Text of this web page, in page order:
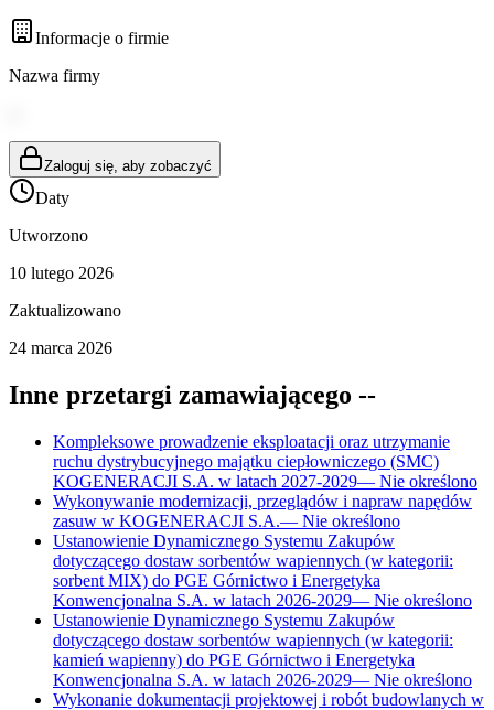
Informacje o firmie
Nazwa firmy
Zaloguj się, aby zobaczyć
Daty
Utworzono
10 lutego 2026
Zaktualizowano
24 marca 2026
Inne przetargi zamawiającego --
Kompleksowe prowadzenie eksploatacji oraz utrzymanie
ruchu dystrybucyjnego majątku ciepłowniczego (SMC)
KOGENERACJI S.A. w latach 2027-2029— Nie określono
Wykonywanie modernizacji, przeglądów i napraw napędów
zasuw w KOGENERACJI S.A.— Nie określono
Ustanowienie Dynamicznego Systemu Zakupów
dotyczącego dostaw sorbentów wapiennych (w kategorii:
sorbent MIX) do PGE Górnictwo i Energetyka
Konwencjonalna S.A. w latach 2026-2029— Nie określono
Ustanowienie Dynamicznego Systemu Zakupów
dotyczącego dostaw sorbentów wapiennych (w kategorii:
kamień wapienny) do PGE Górnictwo i Energetyka
Konwencjonalna S.A. w latach 2026-2029— Nie określono
Wykonanie dokumentacji projektowej i robót budowlanych w